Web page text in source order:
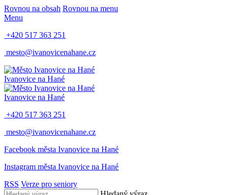
Rovnou na obsah Rovnou na menu
Menu
+420 517 363 251
mesto@ivanovicenahane.cz
Ivanovice na Hané
Ivanovice na Hané
+420 517 363 251
mesto@ivanovicenahane.cz
Facebook města Ivanovice na Hané
Instagram města Ivanovice na Hané
RSS Verze pro seniory